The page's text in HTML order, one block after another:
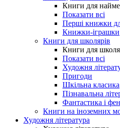
Книги для
Показати всі
Перші книжки
Книжки-іграшки
Книги для школярів
Книги для
Показати всі
Художня
Пригоди
Шкільна класика
Пізнавальна
Фантастика і
Книги на іноземних
Художня література